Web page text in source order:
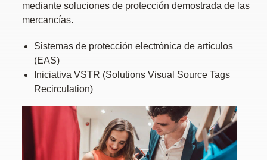
mediante soluciones de protección demostrada de las
mercancías.
Sistemas de protección electrónica de artículos
(EAS)
Iniciativa VSTR (Solutions Visual Source Tags
Recirculation)